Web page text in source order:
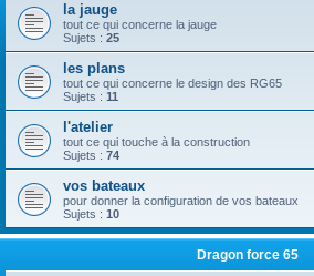
la jauge
tout ce qui concerne la jauge
Sujets : 25
les plans
tout ce qui concerne le design des RG65
Sujets : 11
l'atelier
tout ce qui touche à la construction
Sujets : 74
vos bateaux
pour donner la configuration de vos bateaux
Sujets : 10
Dragon force 65